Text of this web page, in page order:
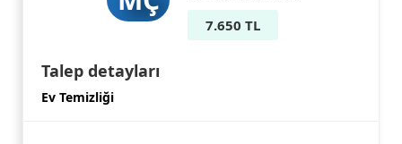
7.650 TL
Talep detayları
Ev Temizliği